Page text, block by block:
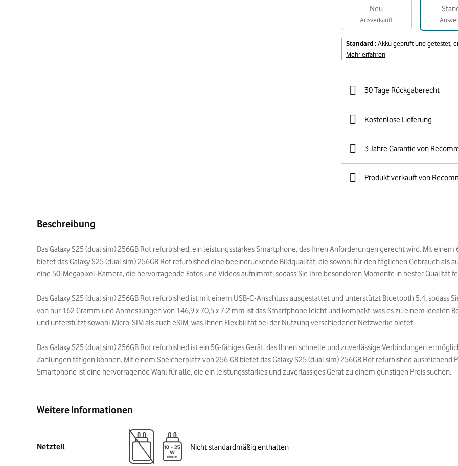
Neu
Ausverkauft
Standard: Akku geprüft und getestet,
Mehr erfahren
30 Tage Rückgaberecht
Kostenlose Lieferung
3 Jahre Garantie von
Produkt verkauft von
Beschreibung
Das Galaxy S25 (dual sim) 256GB Rot refurbished, ein leistungsstarkes Smartphone, das Ihren Anforderungen gerecht wird. Mit
bietet das Galaxy S25 (dual sim) 256GB Rot refurbished eine beeindruckende Bildqualität, die sowohl für den täglichen Gebrauch als
eine 50-Megapixel-Kamera, die hervorragende Fotos und Videos aufnimmt, sodass Sie Ihre besonderen Momente in bester Qualität
Das Galaxy S25 (dual sim) 256GB Rot refurbished ist mit einem USB-C-Anschluss ausgestattet und unterstützt Bluetooth 5.4, sodass
von nur 162 Gramm und Abmessungen von 146,9 x 70,5 x 7,2 mm ist das Smartphone leicht und kompakt, was es zu einem idealen
und unterstützt sowohl Micro-SIM als auch eSIM, was Ihnen Flexibilität bei der Nutzung verschiedener Netzwerke bietet.
Das Galaxy S25 (dual sim) 256GB Rot refurbished ist ein 5G-fähiges Gerät, das Ihnen schnelle und zuverlässige Verbindungen
Zahlungen tätigen können. Mit einem Speicherplatz von 256 GB bietet das Galaxy S25 (dual sim) 256GB Rot refurbished ausreichend
Smartphone ist eine hervorragende Wahl für alle, die ein leistungsstarkes und zuverlässiges Gerät zu einem günstigen Preis suchen.
Weitere Informationen
Netzteil Nicht standardmäßig enthalten